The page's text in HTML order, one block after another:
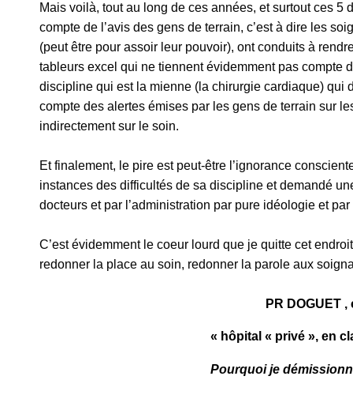
Mais voilà, tout au long de ces années, et surtout ces
compte de l’avis des gens de terrain, c’est à dire les
(peut être pour assoir leur pouvoir), ont conduits à
tableurs excel qui ne tiennent évidemment pas compte
discipline qui est la mienne (la chirurgie cardiaque) qui
compte des alertes émises par les gens de terrain sur
indirectement sur le soin.
Et finalement, le pire est peut-être l’ignorance
instances des difficultés de sa discipline et demandé
docteurs et par l’administration par pure idéologie et
C’est évidemment le coeur lourd que je quitte cet
redonner la place au soin, redonner la parole aux
PR DOGUET
« hôpital « privé », en
Pourquoi je